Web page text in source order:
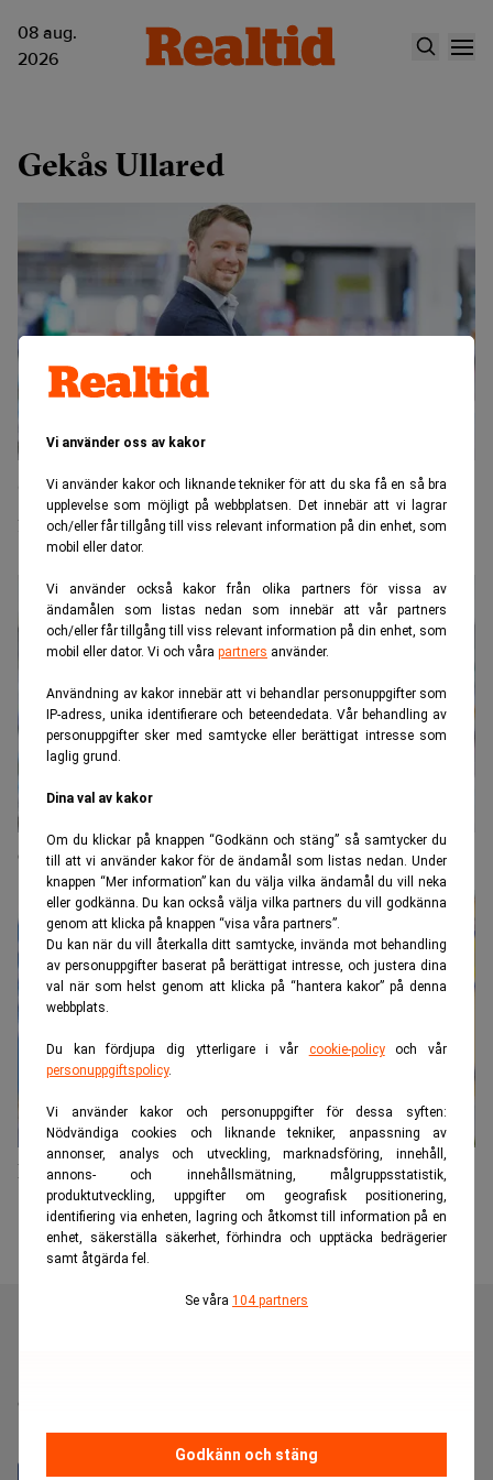
Vi använder oss av kakor
Vi använder kakor och liknande tekniker för att du ska få en så bra
upplevelse som möjligt på webbplatsen. Det innebär att vi lagrar
och/eller får tillgång till viss relevant information på din enhet, som
mobil eller dator.
Vi använder också kakor från olika partners för vissa av
ändamålen som listas nedan som innebär att vår partners
och/eller får tillgång till viss relevant information på din enhet, som
mobil eller dator. Vi och våra partners använder.
Användning av kakor innebär att vi behandlar personuppgifter som
IP-adress, unika identifierare och beteendedata. Vår behandling av
personuppgifter sker med samtycke eller berättigat intresse som
laglig grund.
Dina val av kakor
Om du klickar på knappen “Godkänn och stäng” så samtycker du
till att vi använder kakor för de ändamål som listas nedan. Under
knappen “Mer information” kan du välja vilka ändamål du vill neka
eller godkänna. Du kan också välja vilka partners du vill godkänna
genom att klicka på knappen “visa våra partners”.
Du kan när du vill återkalla ditt samtycke, invända mot behandling
av personuppgifter baserat på berättigat intresse, och justera dina
val när som helst genom att klicka på “hantera kakor” på denna
webbplats.
Du kan fördjupa dig ytterligare i vår cookie-policyoch vår
personuppgiftspolicy.
Vi använder kakor och personuppgifter för dessa syften:
Nödvändiga cookies och liknande tekniker, anpassning av
annonser, analys och utveckling, marknadsföring, innehåll,
annons- och innehållsmätning, målgruppsstatistik,
produktutveckling, uppgifter om geografisk positionering,
identifiering via enheten, lagring och åtkomst till information på en
enhet, säkerställa säkerhet, förhindra och upptäcka bedrägerier
samt åtgärda fel.
Se våra 104 partners
Godkänn och stäng
08 aug.
2026
Gekås Ullared
Gekås har passerat 6 miljardersvallen
för första gången
Gekås Ullared slår alla tiders shoppingrekord
Rekordsommar för Gekås Ullared
dig som vill fördjupa dig inom finans- och
näringslivsnyheter.